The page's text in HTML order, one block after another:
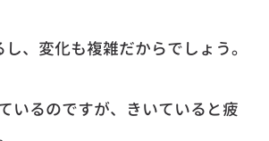
、変化も複雑だからでしょう。
いるのですが、きいていると疲